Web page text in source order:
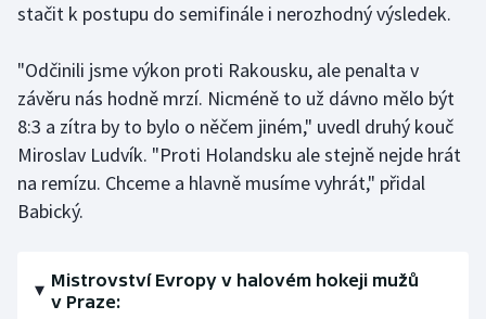
Parasport
Plavání
Plážový volejbal
Ragby
Rychlobruslení
Rychlostní kanoistika
stačit k postupu do semifinále i nerozhodný výsledek.
"Odčinili jsme výkon proti Rakousku, ale penalta v
závěru nás hodně mrzí. Nicméně to už dávno mělo být
8:3 a zítra by to bylo o něčem jiném," uvedl druhý kouč
Miroslav Ludvík. "Proti Holandsku ale stejně nejde hrát
na remízu. Chceme a hlavně musíme vyhrát," přidal
Babický.
Mistrovství Evropy v halovém hokeji mužů
v Praze: